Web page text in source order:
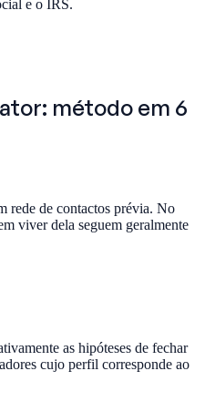
e o IRS.
método em 6
rede de contactos prévia. No
viver dela seguem geralmente
as hipóteses de fechar
cujo perfil corresponde ao